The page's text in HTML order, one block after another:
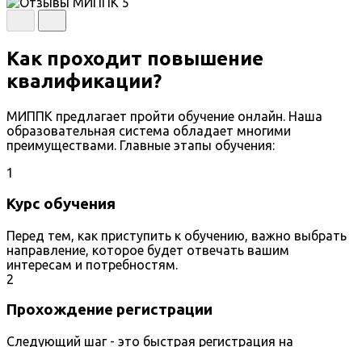
Как проходит повышение
квалификации?
МИППК предлагает пройти обучение онлайн. Наша
образовательная система обладает многими
преимуществами. Главные этапы обучения:
1
Курс обучения
Перед тем, как приступить к обучению, важно выбрать
направление, которое будет отвечать вашим
интересам и потребностям.
2
Прохождение регистрации
Следующий шаг - это быстрая регистрация на